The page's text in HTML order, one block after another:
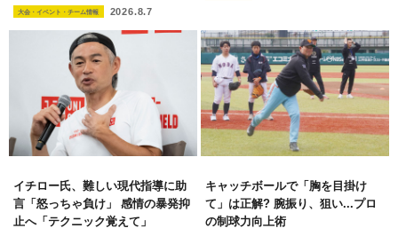
大会・イベント・チーム情報 2026.8.7
イチロー氏、難しい現代指導に助
言「怒っちゃ負け」 感情の暴発抑
止へ「テクニック覚えて」
キャッチボールで「胸を目掛け
て」は正解? 腕振り、狙い...プロ
の制球力向上術